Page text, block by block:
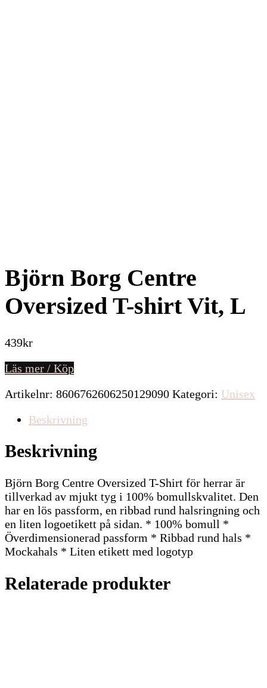
Björn Borg Centre
Oversized T-shirt Vit, L
439kr
Läs mer / Köp
Artikelnr: 8606762606250129090 Kategori: Unisex
Beskrivning
Beskrivning
Björn Borg Centre Oversized T-Shirt för herrar är
tillverkad av mjukt tyg i 100% bomullskvalitet. Den
har en lös passform, en ribbad rund halsringning och
en liten logoetikett på sidan. * 100% bomull *
Överdimensionerad passform * Ribbad rund hals *
Mockahals * Liten etikett med logotyp
Relaterade produkter